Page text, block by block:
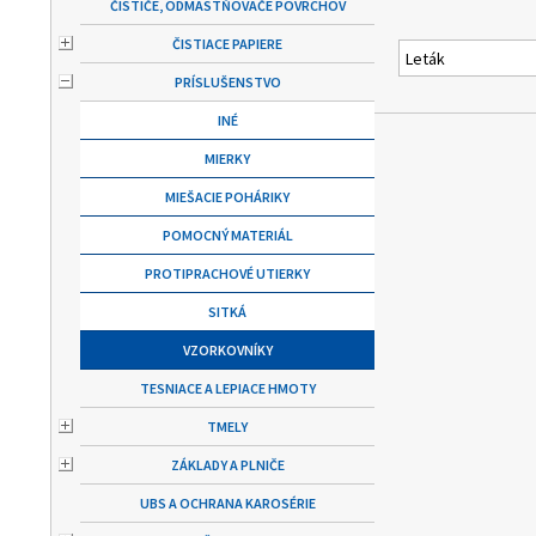
ČISTIČE, ODMASTŇOVAČE POVRCHOV
ČISTIACE PAPIERE
PRÍSLUŠENSTVO
INÉ
MIERKY
MIEŠACIE POHÁRIKY
POMOCNÝ MATERIÁL
PROTIPRACHOVÉ UTIERKY
SITKÁ
VZORKOVNÍKY
TESNIACE A LEPIACE HMOTY
TMELY
ZÁKLADY A PLNIČE
UBS A OCHRANA KAROSÉRIE
Leták